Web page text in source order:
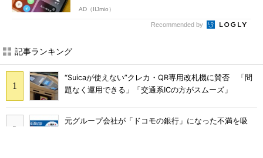
AD（IIJmio）
Recommended by
記事ランキング
“Suicaが使えない”クレカ・QR専用改札機に賛否 「問
題なく運用できる」「交通系ICの方がスムーズ」
元グループ会社が「ドコモの銀行」になった不満を吸